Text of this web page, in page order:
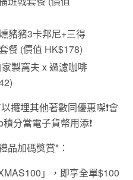
豬豬3卡邦尼+三得
餐 (價值 HK$178)
製窩夫 x 過濾咖啡
攞埋其他著數同優惠㗎❗️會
分當電子貨幣用添❗️
品加碼獎賞*：
」，即享全單$100